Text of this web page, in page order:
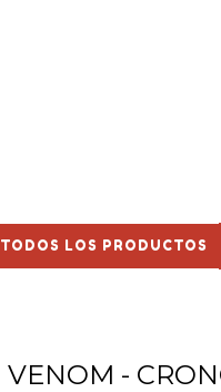
TODOS LOS PRODUCTOS
VENOM -